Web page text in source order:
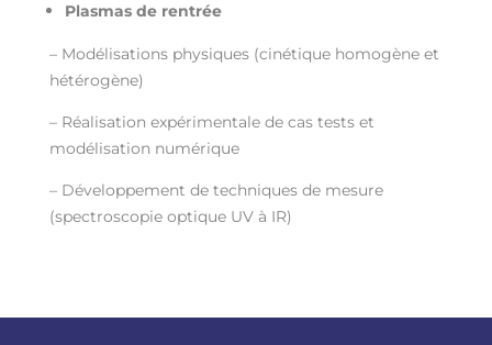
Plasmas de rentrée
– Modélisations physiques (cinétique homogène et
hétérogène)
– Réalisation expérimentale de cas tests et
modélisation numérique
– Développement de techniques de mesure
(spectroscopie optique UV à IR)